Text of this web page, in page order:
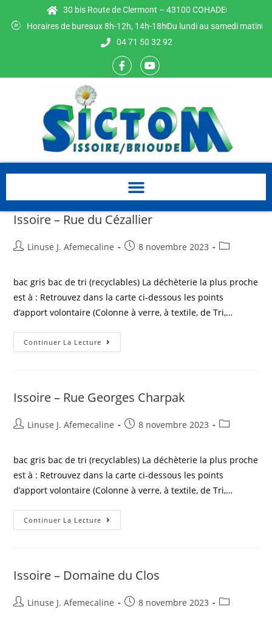
30 bis Route de Clermont – 43100 COHADE
Horaires de bureaux 8h-12h, 14h-18hDu lundi au samedi matin
04 71 50 32 92
Issoire – Rue du Cézallier
Linuse J. Afemecaline 8 novembre 2023
bac gris bac de tri (recyclables) La déchèterie la plus proche
est à : Retrouvez dans la carte ci-dessous les points
d’apport volontaire (Colonne à verre, à textile, de Tri,…
Continuer La Lecture
Issoire – Rue Georges Charpak
Linuse J. Afemecaline 8 novembre 2023
bac gris bac de tri (recyclables) La déchèterie la plus proche
est à : Retrouvez dans la carte ci-dessous les points
d’apport volontaire (Colonne à verre, à textile, de Tri,…
Continuer La Lecture
Issoire – Domaine du Clos
Linuse J. Afemecaline 8 novembre 2023